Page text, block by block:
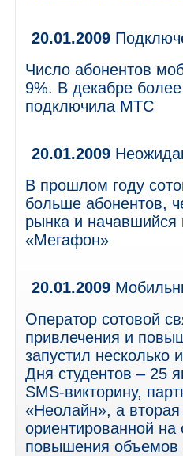
20.01.2009
Число абонентов
9%. В декабре
подключила МТС
20.01.2009
В прошлом году
больше абонентов,
рынка и начавшийся
«Мегафон»
20.01.2009
Оператор сотовой
привлечения и
запустил несколько
Дня студентов – 25
SMS-викторину,
«Неолайн», а
ориентированной
повышения объемов